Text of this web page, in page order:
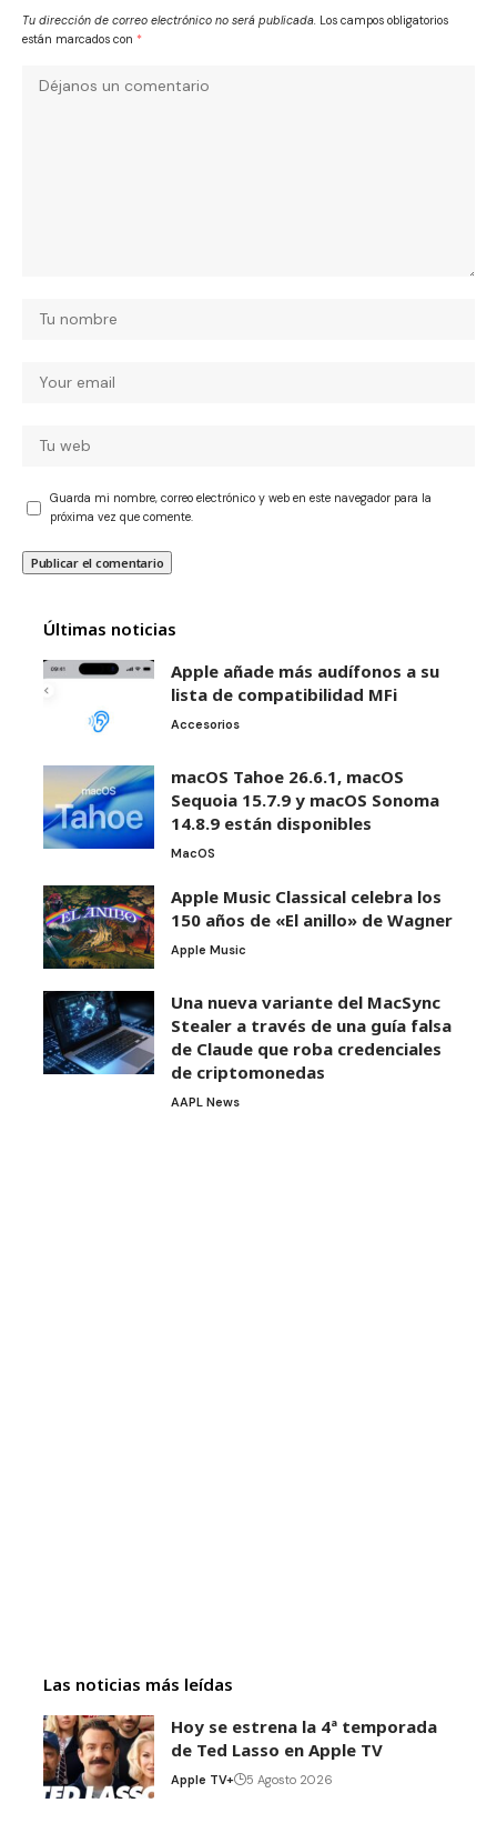
Tu dirección de correo electrónico no será publicada. Los campos obligatorios
están marcados con *
Guarda mi nombre, correo electrónico y web en este navegador para la
próxima vez que comente.
Últimas noticias
Apple añade más audífonos a su
lista de compatibilidad MFi
Accesorios
macOS Tahoe 26.6.1, macOS
Sequoia 15.7.9 y macOS Sonoma
14.8.9 están disponibles
MacOS
Apple Music Classical celebra los
150 años de «El anillo» de Wagner
Apple Music
Una nueva variante del MacSync
Stealer a través de una guía falsa
de Claude que roba credenciales
de criptomonedas
AAPL News
Las noticias más leídas
Hoy se estrena la 4ª temporada
de Ted Lasso en Apple TV
Apple TV+ 5 Agosto 2026